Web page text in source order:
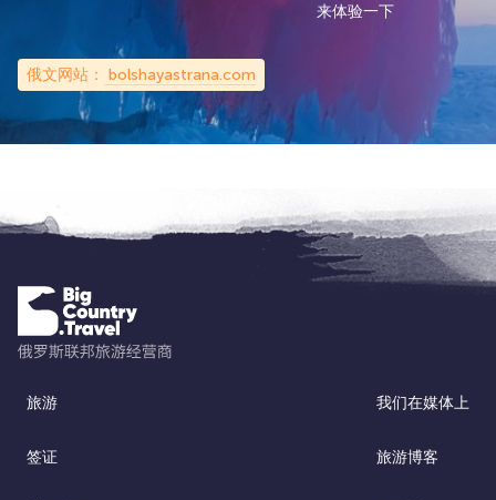
来体验一下
俄文网站： bolshayastrana.com
旅游 我们在媒体上
签证 旅游博客